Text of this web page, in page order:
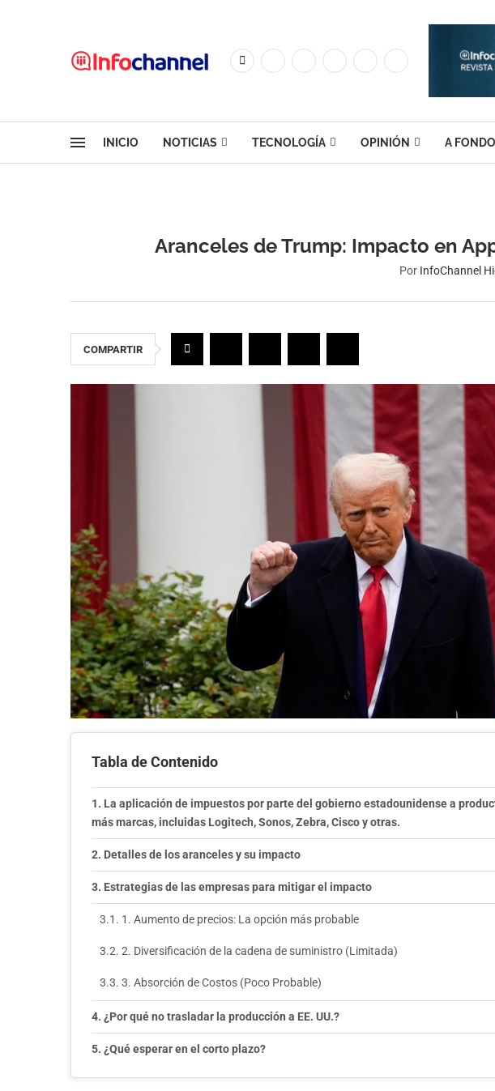
INICIO NOTICIAS TECNOLOGÍA OPINIÓN A FONDO
Aranceles de Trump: Impacto en
Por InfoChannel
COMPARTIR
Tabla de Contenido
La aplicación de impuestos por parte del gobierno estadounidense a
más marcas, incluidas Logitech, Sonos, Zebra, Cisco y otras.
Detalles de los aranceles y su impacto
Estrategias de las empresas para mitigar el impacto
1. Aumento de precios: La opción más probable
2. Diversificación de la cadena de suministro (Limitada)
3. Absorción de Costos (Poco Probable)
¿Por qué no trasladar la producción a EE. UU.?
¿Qué esperar en el corto plazo?